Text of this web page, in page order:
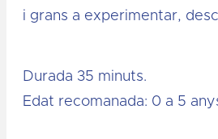
i grans a experimentar,
Durada 35 minuts.
Edat recomanada: 0 a 5